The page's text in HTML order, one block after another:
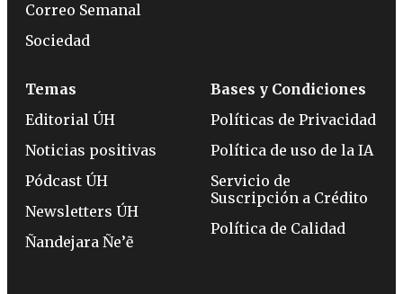
Correo Semanal
Sociedad
Temas
Editorial ÚH
Noticias positivas
Pódcast ÚH
Newsletters ÚH
Ñandejara Ñe’ẽ
Bases y Condiciones
Políticas de Privacidad
Política de uso de la IA
Servicio de
Suscripción a Crédito
Política de Calidad